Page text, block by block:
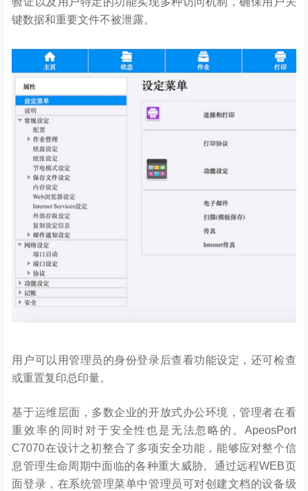
键数据和重要文件不被泄露。
用户可以用管理员的身份登录后查看功能设定，还可检查
或重置复印总印量。
基于运维层面，多数企业的开放式办公环境，管理者在看
重效率的同时对于安全性也是无法忽略的。ApeosPort
C7070在设计之初整合了多项安全功能，能够应对整个信
息管理生命周期中面临的各种重大威胁。通过远程WEB页
面登录，在系统管理菜单中管理员可对创建文档的设备级